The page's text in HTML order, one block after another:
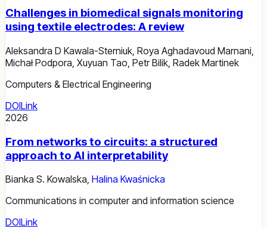
Challenges in biomedical signals monitoring
using textile electrodes: A review
Aleksandra D Kawala-Sterniuk Roya Aghadavoud Marnani
Michał Podpora Xuyuan Tao Petr Bilik Radek Martinek
Computers & Electrical Engineering
DOILink
2026
From networks to circuits: a structured
approach to AI interpretability
Bianka S. Kowalska, Halina Kwaśnicka
Communications in computer and information science
DOILink